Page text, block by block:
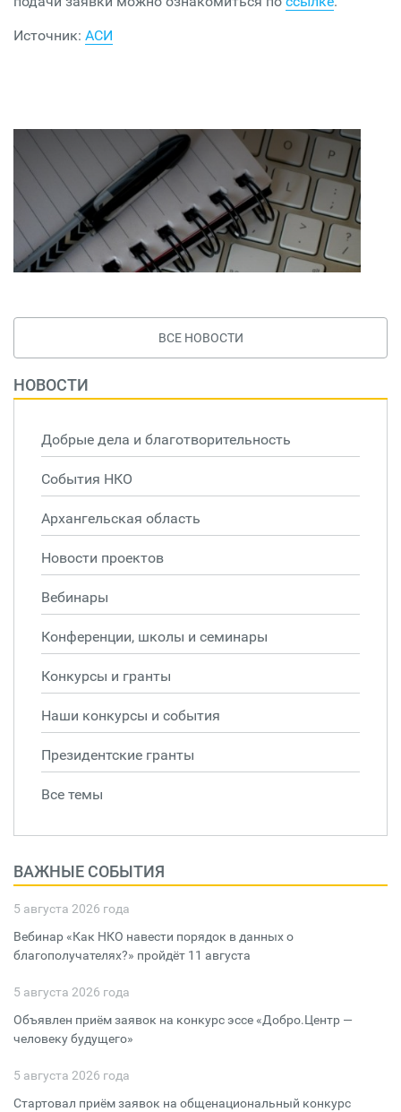
Источник: АСИ
ВСЕ НОВОСТИ
НОВОСТИ
Добрые дела и благотворительность
События НКО
Архангельская область
Новости проектов
Вебинары
Конференции, школы и семинары
Конкурсы и гранты
Наши конкурсы и события
Президентские гранты
Все темы
ВАЖНЫЕ СОБЫТИЯ
5 августа 2026 года
Вебинар «Как НКО навести порядок в данных о
благополучателях?» пройдёт 11 августа
5 августа 2026 года
Объявлен приём заявок на конкурс эссе «Добро.Центр —
человеку будущего»
5 августа 2026 года
Стартовал приём заявок на общенациональный конкурс